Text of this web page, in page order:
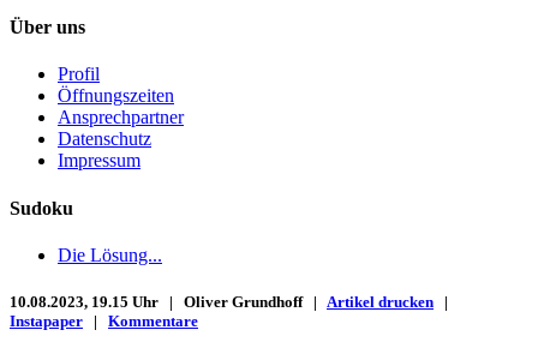
Über uns
Profil
Öffnungszeiten
Ansprechpartner
Datenschutz
Impressum
Sudoku
Die Lösung...
10.08.2023, 19.15 Uhr | Oliver Grundhoff | Artikel drucken |
Instapaper | Kommentare